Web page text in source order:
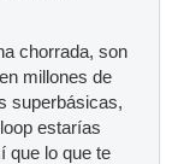
chorrada, son
millones de
superbásicas,
estarías
que lo que te